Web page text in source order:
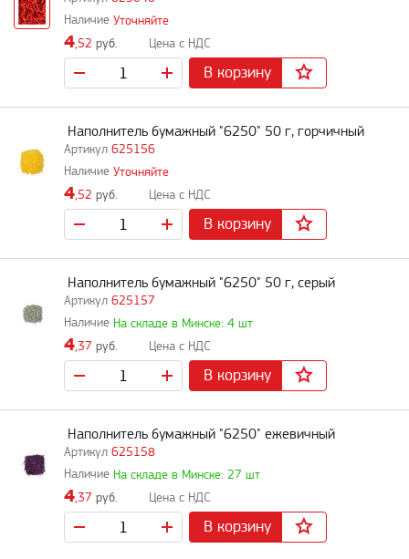
Уточняйте
4,52 руб.
В корзину
625156
Наполнитель бумажный "6250" 50 г, горчичный
Уточняйте
4,52 руб.
В корзину
625157
Наполнитель бумажный "6250" 50 г, серый
На складе в Минске: 4 шт
4,37 руб.
В корзину
625158
Наполнитель бумажный "6250" ежевичный
На складе в Минске: 27 шт
4,37 руб.
В корзину